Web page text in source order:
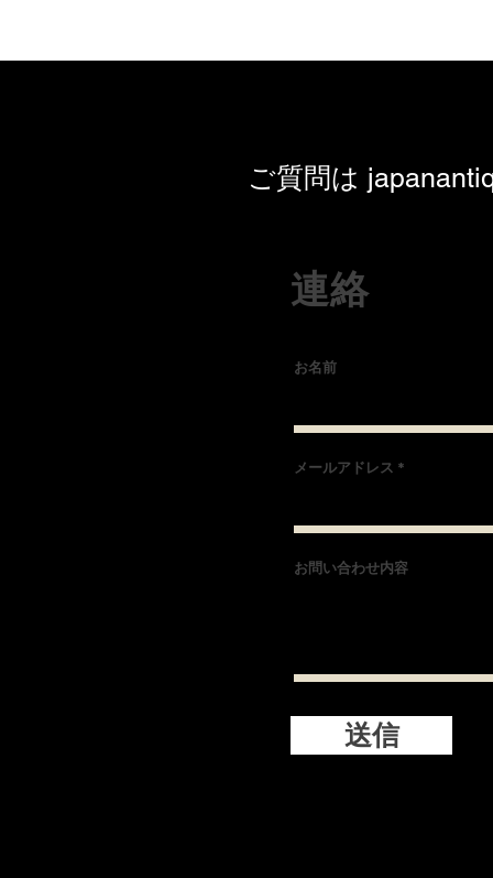
ご質問は
連絡
お名前
メールアドレス
お問い合わせ内容
送信